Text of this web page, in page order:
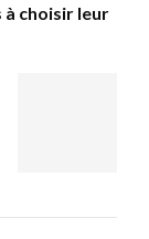
à choisir leur